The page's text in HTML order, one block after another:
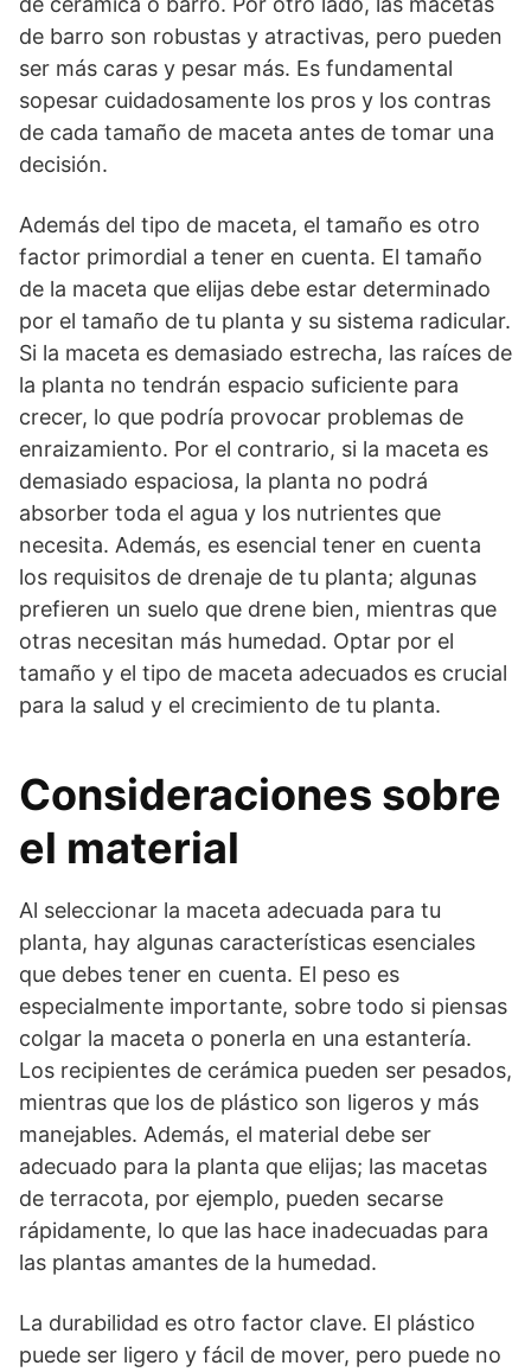
de barro son robustas y atractivas, pero pueden
ser más caras y pesar más. Es fundamental
sopesar cuidadosamente los pros y los contras
de cada tamaño de maceta antes de tomar una
decisión.
Además del tipo de maceta, el tamaño es otro
factor primordial a tener en cuenta. El tamaño
de la maceta que elijas debe estar determinado
por el tamaño de tu planta y su sistema radicular.
Si la maceta es demasiado estrecha, las raíces de
la planta no tendrán espacio suficiente para
crecer, lo que podría provocar problemas de
enraizamiento. Por el contrario, si la maceta es
demasiado espaciosa, la planta no podrá
absorber toda el agua y los nutrientes que
necesita. Además, es esencial tener en cuenta
los requisitos de drenaje de tu planta; algunas
prefieren un suelo que drene bien, mientras que
otras necesitan más humedad. Optar por el
tamaño y el tipo de maceta adecuados es crucial
para la salud y el crecimiento de tu planta.
Consideraciones sobre
el material
Al seleccionar la maceta adecuada para tu
planta, hay algunas características esenciales
que debes tener en cuenta. El peso es
especialmente importante, sobre todo si piensas
colgar la maceta o ponerla en una estantería.
Los recipientes de cerámica pueden ser pesados,
mientras que los de plástico son ligeros y más
manejables. Además, el material debe ser
adecuado para la planta que elijas; las macetas
de terracota, por ejemplo, pueden secarse
rápidamente, lo que las hace inadecuadas para
las plantas amantes de la humedad.
La durabilidad es otro factor clave. El plástico
puede ser ligero y fácil de mover, pero puede no